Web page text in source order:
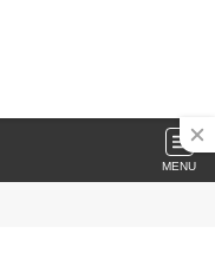
MENU